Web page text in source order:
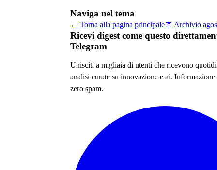
Naviga nel tema
← Torna alla pagina principale📅 Archivio
Ricevi digest come questo
Telegram
Unisciti a migliaia di utenti che ricevono
analisi curate su innovazione e ai.
zero spam.